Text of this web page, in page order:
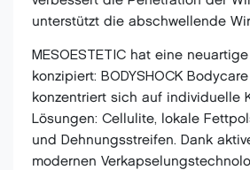
unterstützt die abschwellende
MESOESTETIC hat eine
konzipiert: BODYSHOCK
konzentriert sich auf individuelle
Lösungen: Cellulite, lokale
und Dehnungsstreifen. Dank
modernen